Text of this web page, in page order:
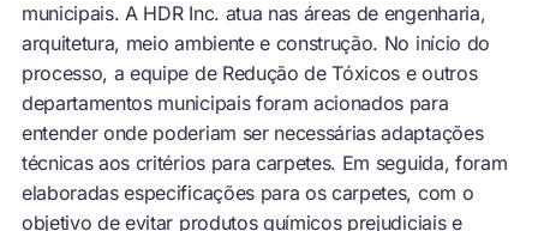
municipais. A HDR Inc. atua nas áreas de engenharia,
arquitetura, meio ambiente e construção. No início do
processo, a equipe de Redução de Tóxicos e outros
departamentos municipais foram acionados para
entender onde poderiam ser necessárias adaptações
técnicas aos critérios para carpetes. Em seguida, foram
elaboradas especificações para os carpetes, com o
objetivo de evitar produtos químicos prejudiciais e